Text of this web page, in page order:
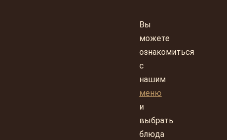
Вы
можете
ознакомиться
с
нашим
меню
и
выбрать
блюда